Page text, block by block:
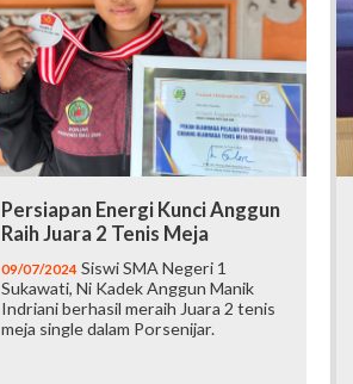
Persiapan Energi Kunci Anggun
Raih Juara 2 Tenis Meja
09/07/2024Siswi SMA Negeri 1
Sukawati, Ni Kadek Anggun Manik
Indriani berhasil meraih Juara 2 tenis
meja single dalam Porsenijar.